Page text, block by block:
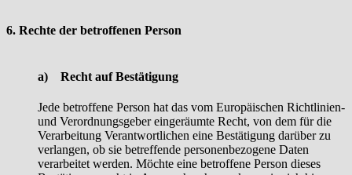
6. Rechte der betroffenen Person
a) Recht auf Bestätigung
Jede betroffene Person hat das vom Europäischen Richtlinien-
und Verordnungsgeber eingeräumte Recht, von dem für die
Verarbeitung Verantwortlichen eine Bestätigung darüber zu
verlangen, ob sie betreffende personenbezogene Daten
verarbeitet werden. Möchte eine betroffene Person dieses